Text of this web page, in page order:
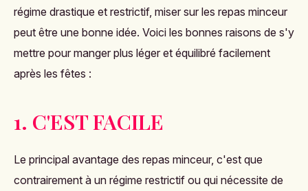
régime drastique et restrictif, miser sur les repas minceur
peut être une bonne idée. Voici les bonnes raisons de s'y
mettre pour manger plus léger et équilibré facilement
après les fêtes :
1. C'EST FACILE
Le principal avantage des repas minceur, c'est que
contrairement à un régime restrictif ou qui nécessite de